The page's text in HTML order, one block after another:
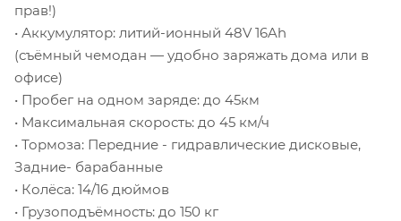
прав!)
• Аккумулятор: литий-ионный 48V 16Ah
(съёмный чемодан — удобно заряжать дома или в
офисе)
• Пробег на одном заряде: до 45км
• Максимальная скорость: до 45 км/ч
• Тормоза: Передние - гидравлические дисковые,
Задние- барабанные
• Колёса: 14/16 дюймов
• Грузоподъёмность: до 150 кг